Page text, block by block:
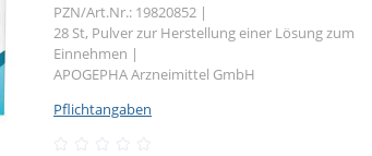
PZN/Art.Nr.: 19820852 |
28 St, Pulver zur Herstellung einer Lösung zum
Einnehmen |
APOGEPHA Arzneimittel GmbH
Pflichtangaben